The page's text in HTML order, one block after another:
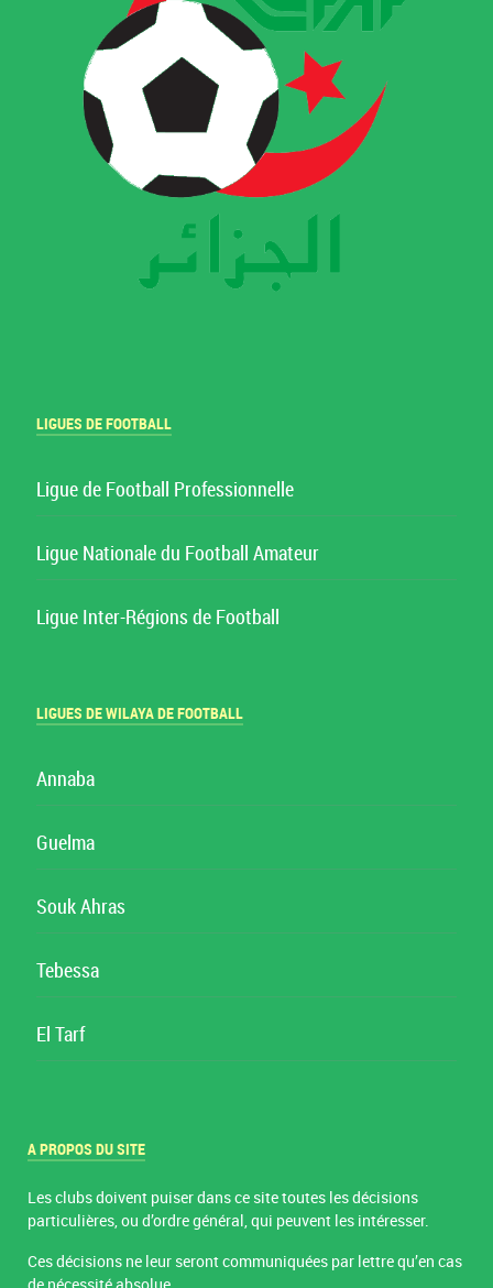
LIGUES DE FOOTBALL
Ligue de Football Professionnelle
Ligue Nationale du Football Amateur
Ligue Inter-Régions de Football
LIGUES DE WILAYA DE FOOTBALL
Annaba
Guelma
Souk Ahras
Tebessa
El Tarf
A PROPOS DU SITE
Les clubs doivent puiser dans ce site toutes les décisions
particulières, ou d’ordre général, qui peuvent les intéresser.
Ces décisions ne leur seront communiquées par lettre qu’en cas